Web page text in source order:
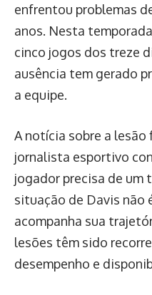
enfrentou problemas
anos. Nesta
cinco jogos dos treze
ausência tem gerado
a equipe.
A notícia sobre a
jornalista esportivo
jogador precisa de um
situação de Davis não
acompanha sua
lesões têm sido
desempenho e